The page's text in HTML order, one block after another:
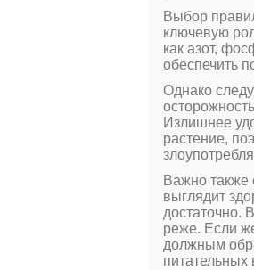
Выбор
ключевую
как азот,
обеспечить
Однако
Излишнее
растение,
Важно также
выглядит
достаточно.
реже. Если
должным
питательных